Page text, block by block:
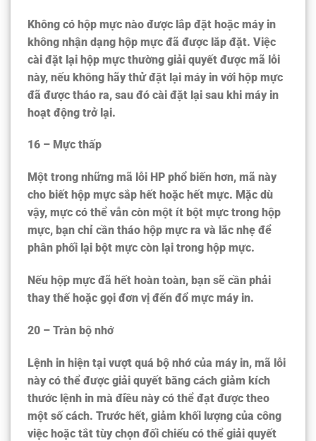
Không có hộp mực nào được lắp đặt hoặc máy in
không nhận dạng hộp mực đã được lắp đặt. Việc
cài đặt lại hộp mực thường giải quyết được mã lỗi
này, nếu không hãy thử đặt lại máy in với hộp mực
đã được tháo ra, sau đó cài đặt lại sau khi máy in
hoạt động trở lại.
16 – Mực thấp
Một trong những mã lỗi HP phổ biến hơn, mã này
cho biết hộp mực sắp hết hoặc hết mực. Mặc dù
vậy, mực có thể vẫn còn một ít bột mực trong hộp
mực, bạn chỉ cần tháo hộp mực ra và lắc nhẹ để
phân phối lại bột mực còn lại trong hộp mực.
Nếu hộp mực đã hết hoàn toàn, bạn sẽ cần phải
thay thế hoặc gọi đơn vị đến đổ mực máy in.
20 – Tràn bộ nhớ
Lệnh in hiện tại vượt quá bộ nhớ của máy in, mã lỗi
này có thể được giải quyết bằng cách giảm kích
thước lệnh in mà điều này có thể đạt được theo
một số cách. Trước hết, giảm khối lượng của công
việc hoặc tắt tùy chọn đối chiếu có thể giải quyết